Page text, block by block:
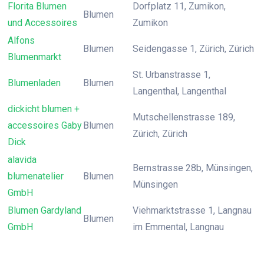
Florita Blumen
und Accessoires
Blumen
Dorfplatz 11, Zumikon,
Zumikon
Alfons
Blumenmarkt
Blumen Seidengasse 1, Zürich, Zürich
Blumenladen Blumen
St. Urbanstrasse 1,
Langenthal, Langenthal
dickicht blumen +
accessoires Gaby
Dick
Blumen
Mutschellenstrasse 189,
Zürich, Zürich
alavida
blumenatelier
GmbH
Blumen
Bernstrasse 28b, Münsingen,
Münsingen
Blumen Gardyland
GmbH
Blumen
Viehmarktstrasse 1, Langnau
im Emmental, Langnau